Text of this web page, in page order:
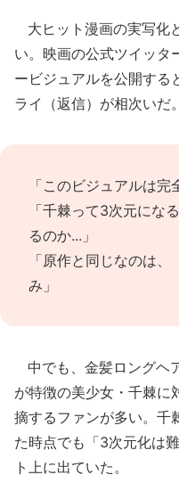
大ヒット漫画の実写化
い。映画の公式ツイッタ
ービジュアルを公開する
ライ（返信）が相次いだ。
「このビジュアルは完
「千棘って3次元にな
るのか...」
「原作と同じなのは
み」
中でも、金髪ロングヘ
が特徴の美少女・千棘に
摘するファンが多い。千
た時点でも「3次元化は
ト上に出ていた。